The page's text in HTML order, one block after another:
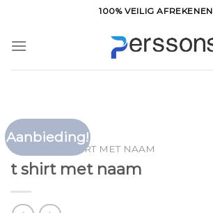
inhoud
100% VEILIG AFREKENEN
Aanbieding!
HOME T SHIRT MET NAAM
t shirt met naam